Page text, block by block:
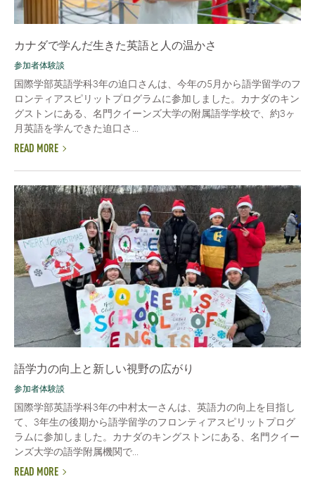
カナダで学んだ生きた英語と人の温かさ
参加者体験談
国際学部英語学科3年の迫口さんは、今年の5月から語学留学のフ
ロンティアスピリットプログラムに参加しました。カナダのキン
グストンにある、名門クイーンズ大学の附属語学学校で、約3ヶ
月英語を学んできた迫口さ...
READ MORE
語学力の向上と新しい視野の広がり
参加者体験談
国際学部英語学科3年の中村太一さんは、英語力の向上を目指し
て、3年生の後期から語学留学のフロンティアスピリットプログ
ラムに参加しました。カナダのキングストンにある、名門クイー
ンズ大学の語学附属機関で...
READ MORE